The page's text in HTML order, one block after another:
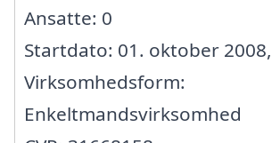
Ansatte: 0
Startdato: 01. oktober 2008,
Virksomhedsform:
Enkeltmandsvirksomhed